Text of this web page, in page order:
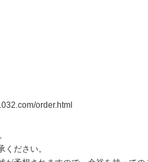
order.html
ださい。